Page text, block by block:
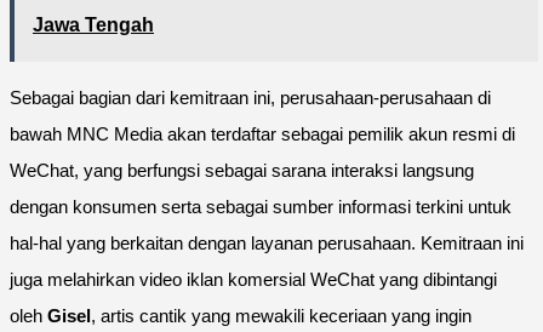
Jawa Tengah
Sebagai bagian dari kemitraan ini, perusahaan-perusahaan di
bawah MNC Media akan terdaftar sebagai pemilik akun resmi di
WeChat, yang berfungsi sebagai sarana interaksi langsung
dengan konsumen serta sebagai sumber informasi terkini untuk
hal-hal yang berkaitan dengan layanan perusahaan. Kemitraan ini
juga melahirkan video iklan komersial WeChat yang dibintangi
oleh Gisel, artis cantik yang mewakili keceriaan yang ingin